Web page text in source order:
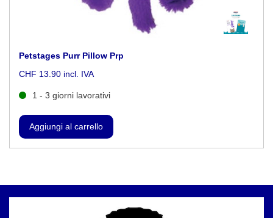
Petstages Purr Pillow Prp
CHF 13.90 incl. IVA
1 - 3 giorni lavorativi